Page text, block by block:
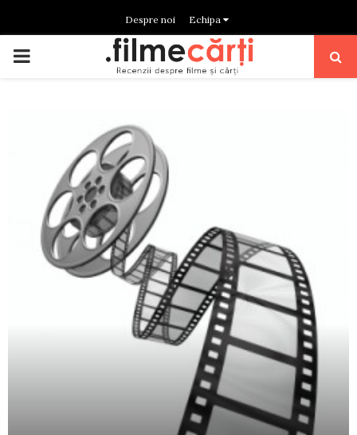
Despre noi Echipa
PRIMARY